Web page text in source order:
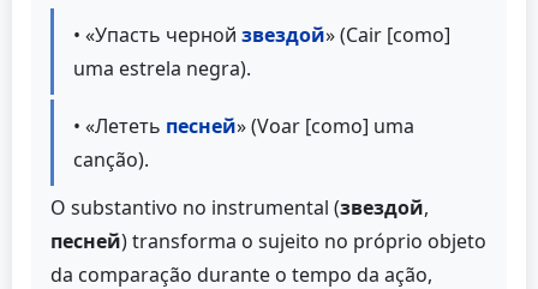
• «Упасть черной звездой» (Cair [como]
uma estrela negra).
• «Лететь песней» (Voar [como] uma
canção).
O substantivo no instrumental (звездой,
песней) transforma o sujeito no próprio objeto
da comparação durante o tempo da ação,